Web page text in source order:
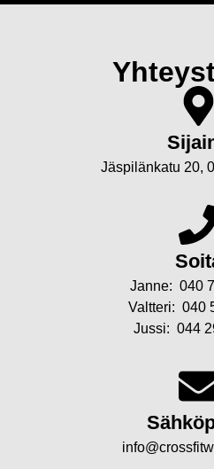
Jäspilänkatu 20,
Janne: 040
Valtteri: 040
Jussi: 044